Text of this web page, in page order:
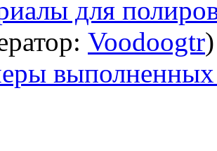
для
Voodoogtr
выполненных